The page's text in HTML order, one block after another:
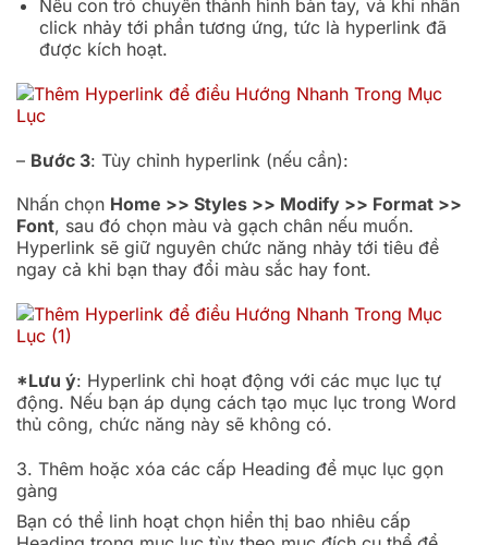
Nếu con trỏ chuyển thành hình bàn tay, và khi nhấn
click nhảy tới phần tương ứng, tức là hyperlink đã
được kích hoạt.
– Bước 3: Tùy chỉnh hyperlink (nếu cần):
Nhấn chọn Home >> Styles >> Modify >> Format >>
Font, sau đó chọn màu và gạch chân nếu muốn.
Hyperlink sẽ giữ nguyên chức năng nhảy tới tiêu đề
ngay cả khi bạn thay đổi màu sắc hay font.
*Lưu ý: Hyperlink chỉ hoạt động với các mục lục tự
động. Nếu bạn áp dụng cách tạo mục lục trong Word
thủ công, chức năng này sẽ không có.
3. Thêm hoặc xóa các cấp Heading để mục lục gọn
gàng
Bạn có thể linh hoạt chọn hiển thị bao nhiêu cấp